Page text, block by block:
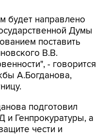
будет направлено
Думы
поставить
В.В.
- говорится
А.Богданова,
подготовил
и Генпрокуратуры, а
чести и